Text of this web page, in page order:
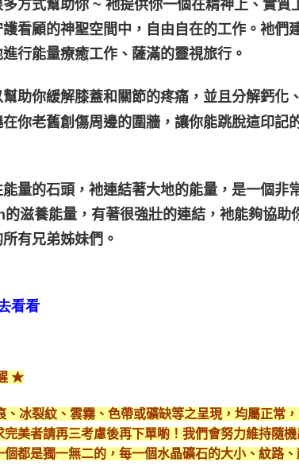
方式幫助你 ~ 衪提供你一個在精神上、實質
看顧的神聖空間中，自由自在的工作。衪們
行能量療癒工作、薩滿的靈視旅行。
助你緩解膝蓋和關節的疼痛，並且分解鈣化
你老舊創傷周邊的圍牆，讓你能跳脫這印記
量的石頭，衪連結著大地的能量，是一個非
滋養能量，有著很強壯的連結，衪能夠協助
有兄弟姊妹們。
看看
★
、冰裂紋、雲霧、色帶或礦缺等之呈現，均屬正常
美者請再三考慮後再下單喲！我們會努力維持隨
都是獨一無二的，每一個水晶礦石的大小、紋路